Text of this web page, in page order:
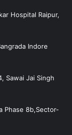
Hospital Raipur,
Indore
Sawai Jai Singh
Phase 8b,Sector-